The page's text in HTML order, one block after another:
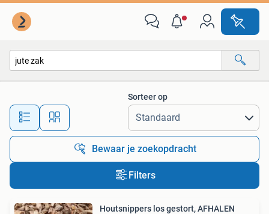
Alle afstanden…
Sorteer op
Bewaar je zoekopdracht
Filters
Houtsnippers los gestort, AFHALEN